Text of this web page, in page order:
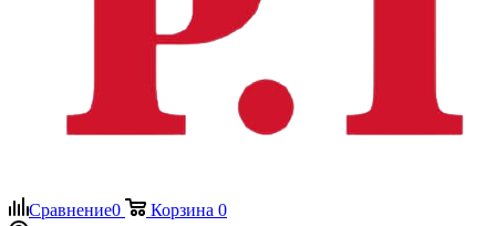
Сравнение0 Корзина 0